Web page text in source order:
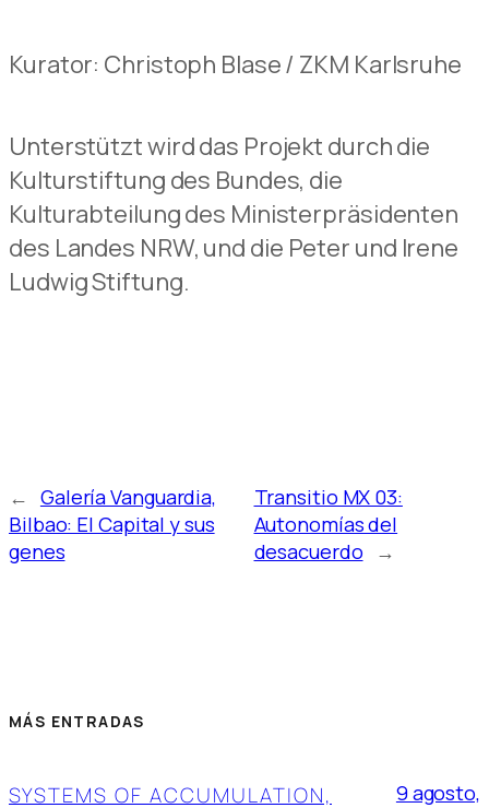
Kurator: Christoph Blase / ZKM Karlsruhe
Unterstützt wird das Projekt durch die
Kulturstiftung des Bundes, die
Kulturabteilung des Ministerpräsidenten
des Landes NRW, und die Peter und Irene
Ludwig Stiftung.
← Galería Vanguardia,
Bilbao: El Capital y sus
genes
Transitio MX 03:
Autonomías del
desacuerdo →
MÁS ENTRADAS
SYSTEMS OF ACCUMULATION,
9 agosto,